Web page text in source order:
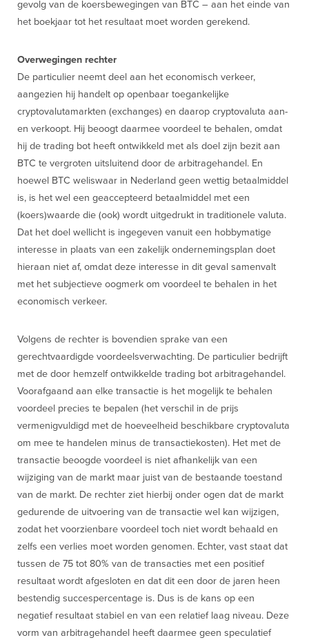
gevolg van de koersbewegingen van BTC – aan het einde van
het boekjaar tot het resultaat moet worden gerekend.
Overwegingen rechter
De particulier neemt deel aan het economisch verkeer,
aangezien hij handelt op openbaar toegankelijke
cryptovalutamarkten (exchanges) en daarop cryptovaluta aan-
en verkoopt. Hij beoogt daarmee voordeel te behalen, omdat
hij de trading bot heeft ontwikkeld met als doel zijn bezit aan
BTC te vergroten uitsluitend door de arbitragehandel. En
hoewel BTC weliswaar in Nederland geen wettig betaalmiddel
is, is het wel een geaccepteerd betaalmiddel met een
(koers)waarde die (ook) wordt uitgedrukt in traditionele valuta.
Dat het doel wellicht is ingegeven vanuit een hobbymatige
interesse in plaats van een zakelijk ondernemingsplan doet
hieraan niet af, omdat deze interesse in dit geval samenvalt
met het subjectieve oogmerk om voordeel te behalen in het
economisch verkeer.
Volgens de rechter is bovendien sprake van een
gerechtvaardigde voordeelsverwachting. De particulier bedrijft
met de door hemzelf ontwikkelde trading bot arbitragehandel.
Voorafgaand aan elke transactie is het mogelijk te behalen
voordeel precies te bepalen (het verschil in de prijs
vermenigvuldigd met de hoeveelheid beschikbare cryptovaluta
om mee te handelen minus de transactiekosten). Het met de
transactie beoogde voordeel is niet afhankelijk van een
wijziging van de markt maar juist van de bestaande toestand
van de markt. De rechter ziet hierbij onder ogen dat de markt
gedurende de uitvoering van de transactie wel kan wijzigen,
zodat het voorzienbare voordeel toch niet wordt behaald en
zelfs een verlies moet worden genomen. Echter, vast staat dat
tussen de 75 tot 80% van de transacties met een positief
resultaat wordt afgesloten en dat dit een door de jaren heen
bestendig succespercentage is. Dus is de kans op een
negatief resultaat stabiel en van een relatief laag niveau. Deze
vorm van arbitragehandel heeft daarmee geen speculatief